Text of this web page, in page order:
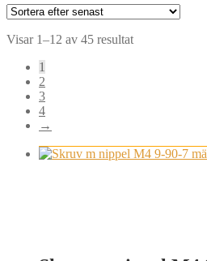
Visar 1–12 av 45 resultatSortera
1
2
3
4
→